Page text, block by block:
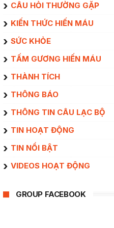
CÂU HỎI THƯỜNG GẶP
KIẾN THỨC HIẾN MÁU
SỨC KHỎE
TẤM GƯƠNG HIẾN MÁU
THÀNH TÍCH
THÔNG BÁO
THÔNG TIN CÂU LẠC BỘ
TIN HOẠT ĐỘNG
TIN NỔI BẬT
VIDEOS HOẠT ĐỘNG
GROUP FACEBOOK